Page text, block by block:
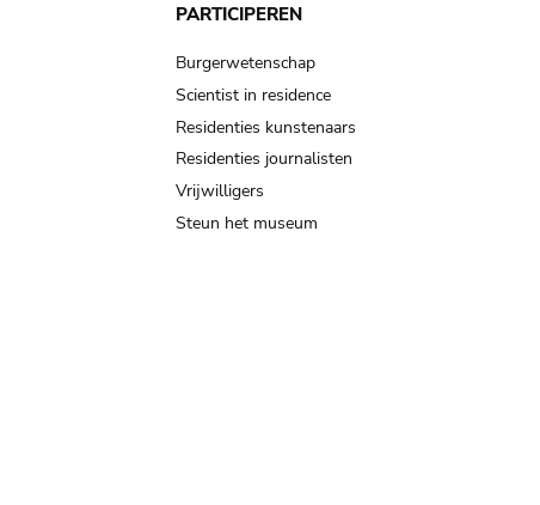
PARTICIPEREN
Burgerwetenschap
Scientist in residence
Residenties kunstenaars
Residenties journalisten
Vrijwilligers
Steun het museum